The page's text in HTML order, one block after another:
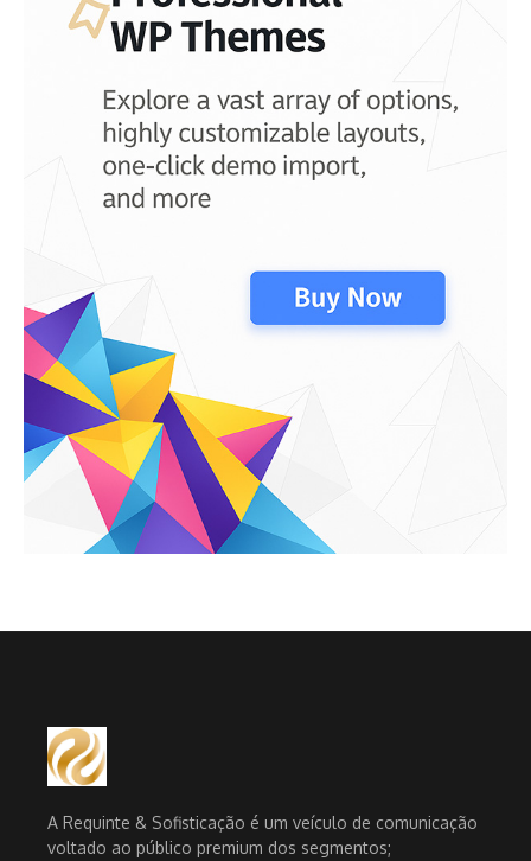
A Requinte & Sofisticação é um veículo de comunicação
voltado ao público premium dos segmentos;